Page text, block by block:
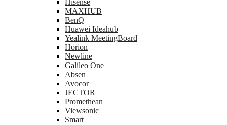
Hisense
MAXHUB
BenQ
Huawei Ideahub
Yealink MeetingBoard
Horion
Newline
Galileo One
Absen
Avocor
JECTOR
Promethean
Viewsonic
Smart